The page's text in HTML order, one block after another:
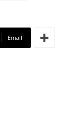
Email